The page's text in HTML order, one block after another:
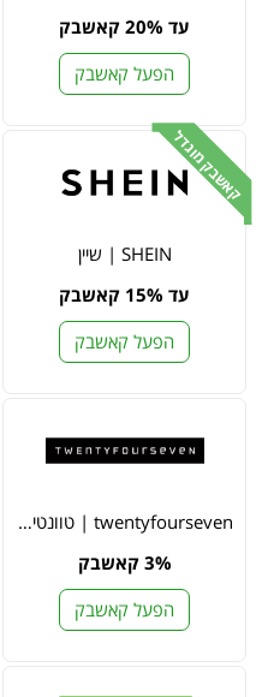
עד 20% קאשבק
הפעל קאשבק
קאשבק מוגדל
SHEIN | שיין
עד 15% קאשבק
הפעל קאשבק
twentyfourseven | טוונטי פור סבן
3% קאשבק
הפעל קאשבק